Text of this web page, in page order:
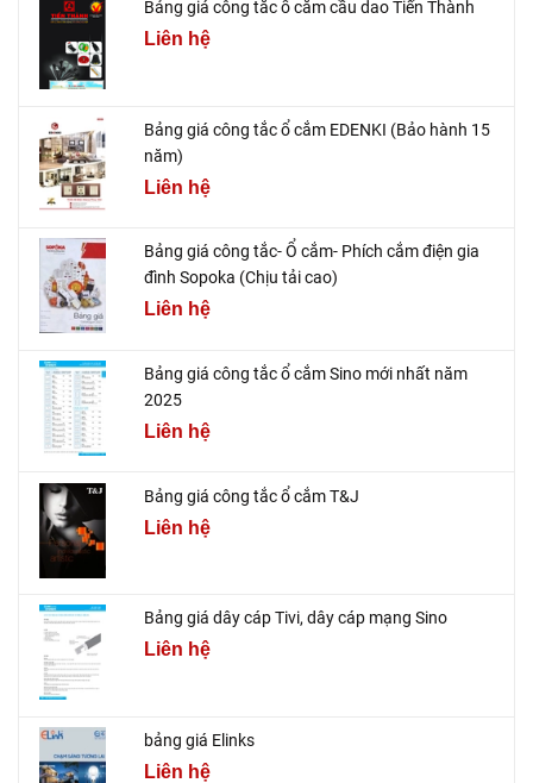
Bảng giá công tắc ổ cắm cầu dao Tiến Thành
Liên hệ
Bảng giá công tắc ổ cắm EDENKI (Bảo hành 15
năm)
Liên hệ
Bảng giá công tắc- Ổ cắm- Phích cắm điện gia
đình Sopoka (Chịu tải cao)
Liên hệ
Bảng giá công tắc ổ cắm Sino mới nhất năm
2025
Liên hệ
Bảng giá công tắc ổ cắm T&J
Liên hệ
Bảng giá dây cáp Tivi, dây cáp mạng Sino
Liên hệ
bảng giá Elinks
Liên hệ